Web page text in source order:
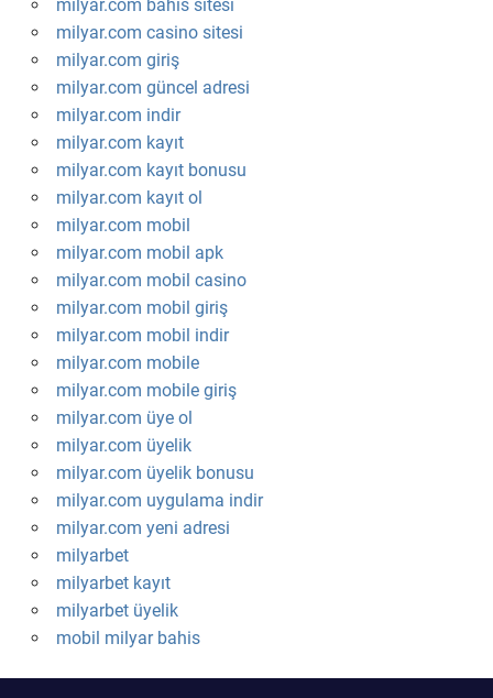
milyar.com bahis sitesi
milyar.com casino sitesi
milyar.com giriş
milyar.com güncel adresi
milyar.com indir
milyar.com kayıt
milyar.com kayıt bonusu
milyar.com kayıt ol
milyar.com mobil
milyar.com mobil apk
milyar.com mobil casino
milyar.com mobil giriş
milyar.com mobil indir
milyar.com mobile
milyar.com mobile giriş
milyar.com üye ol
milyar.com üyelik
milyar.com üyelik bonusu
milyar.com uygulama indir
milyar.com yeni adresi
milyarbet
milyarbet kayıt
milyarbet üyelik
mobil milyar bahis